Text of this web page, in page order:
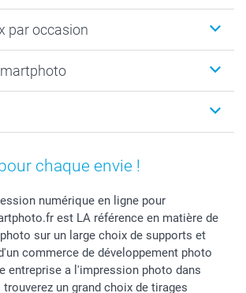
& Agenda photo
déco
cadeau
par occasion
chaque envie !
numérique en ligne pour
est LA référence en matière de
sur un large choix de supports et
commerce de développement photo
entreprise a l'impression photo dans
un grand choix de tirages